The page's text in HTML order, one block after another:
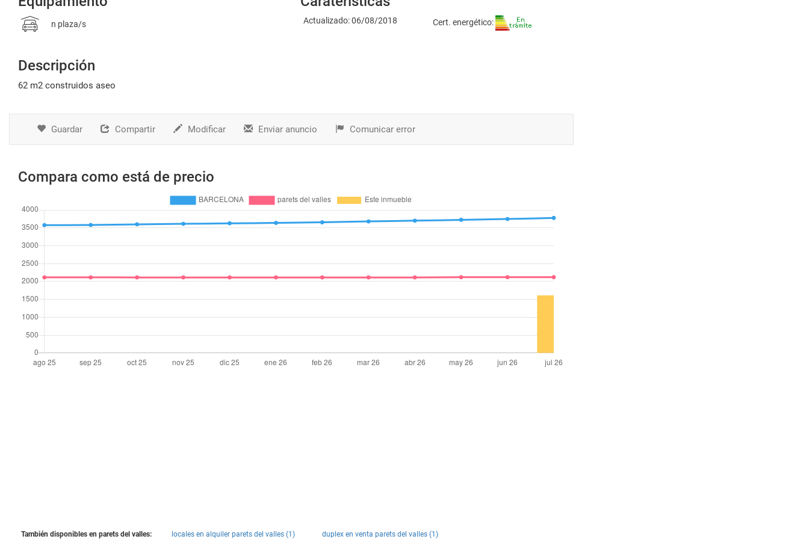
n plaza/s Actualizado: 06/08/2018 Cert. energético:
Descripción
62 m2 construidos aseo
Guardar Compartir Modificar Enviar anuncio Comunicar error
Compara como está de precio
También disponibles en parets del valles: locales en alquiler parets del valles (1) duplex en venta parets del valles (1)